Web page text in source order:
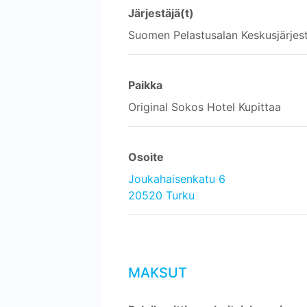
Järjestäjä(t)
Suomen Pelastusalan
Paikka
Original Sokos Hotel Kupittaa
Osoite
Joukahaisenkatu 6
20520 Turku
MAKSUT